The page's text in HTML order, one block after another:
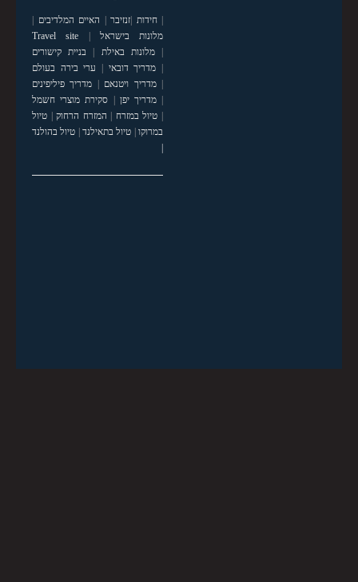
|חידות |זנזיבר | האיים המלדיבים |
מלונות בישראל |
Travel site
|מלונות באילת | בניית קישורים
| מדריך דובאי | ערי בירה בעולם
|מדריך ויטנאם | מדריך פיליפינים
|מדריך יפן | סקירת מוצרי חשמל
| טיול במזרח | המזרח הרחוק| טיול
במרוקו| טיול בתאילנד| טיול בהולנד
|